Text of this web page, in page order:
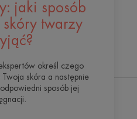
jaki sposób
twarzy
określ czego
skóra a następnie
sposób jej
Avène